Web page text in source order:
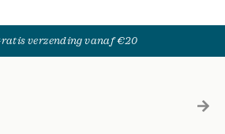
verzending vanaf €20